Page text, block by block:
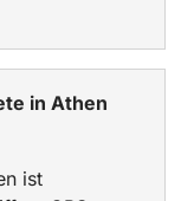
in Athen
ist